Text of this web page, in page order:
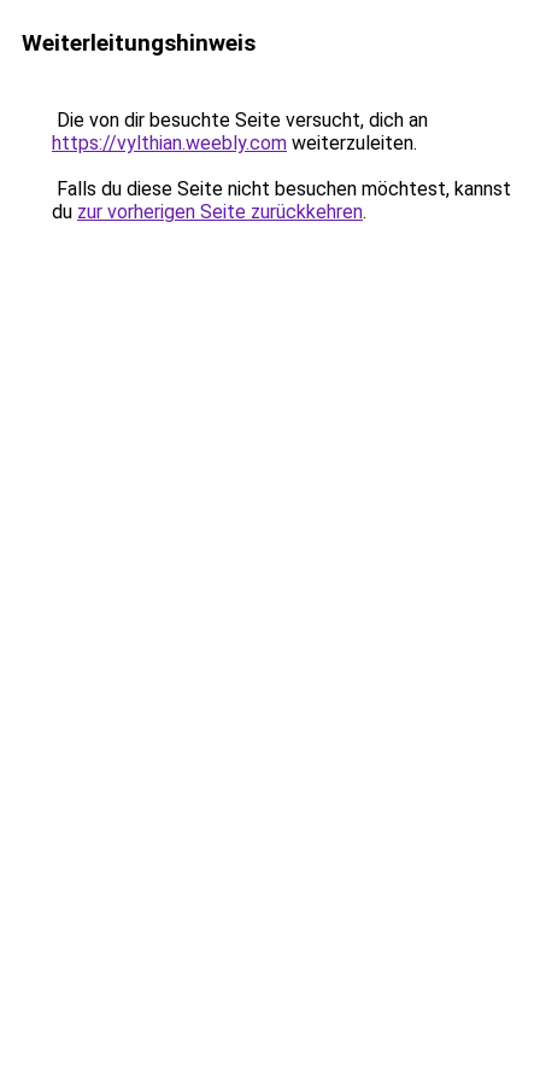
Weiterleitungshinweis
Die von dir besuchte Seite versucht, dich an
https://vylthian.weebly.com weiterzuleiten.
Falls du diese Seite nicht besuchen möchtest, kannst
du zur vorherigen Seite zurückkehren.